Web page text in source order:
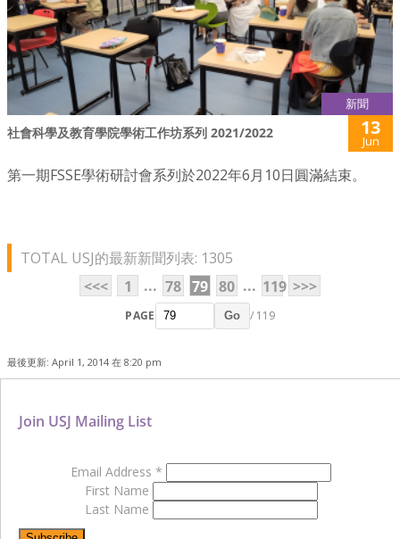
新聞
社會科學及教育學院學術工作坊系列 2021/2022 13
Jun
第一期FSSE學術研討會系列於2022年6月10日圓滿結束。
TOTAL USJ的最新新聞列表: 1305
<<<
1 ... 78 79 80 ... 119 >>>
PAGE Go / 119
最後更新: April 1, 2014 在 8:20 pm
Join USJ Mailing List
Email Address *
First Name
Last Name